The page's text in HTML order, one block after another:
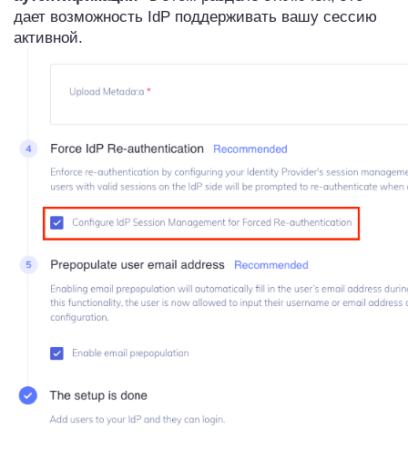
дает возможность IdP поддерживать вашу сессию
активной.